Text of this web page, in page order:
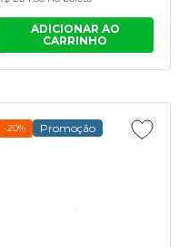
ADICIONAR AO
CARRINHO
-20% Promoção